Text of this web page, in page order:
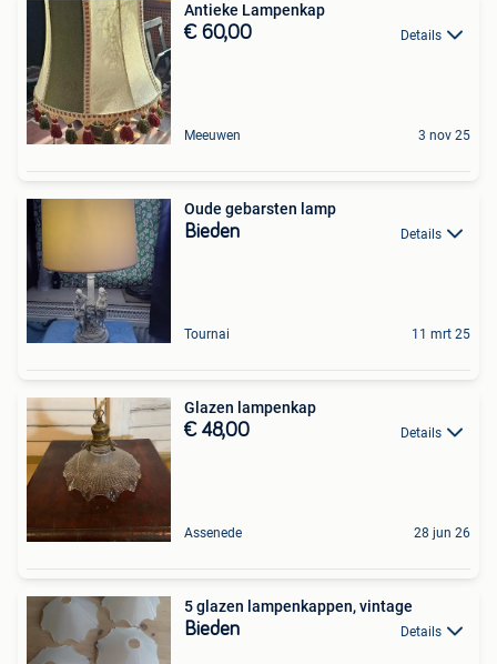
Antieke Lampenkap
€ 60,00 Details
Meeuwen 3 nov 25
Oude gebarsten lamp
Bieden Details
Tournai 11 mrt 25
Glazen lampenkap
€ 48,00 Details
Assenede 28 jun 26
5 glazen lampenkappen, vintage
Bieden Details